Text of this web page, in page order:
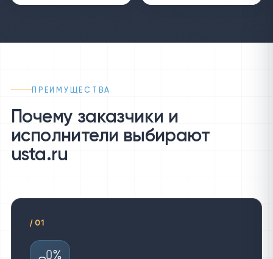
ПРЕИМУЩЕСТВА
Почему заказчики и
исполнители выбирают
usta.ru
/01